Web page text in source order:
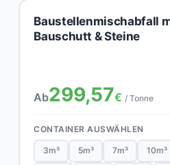
Baustellenmischabfall
Bauschutt & Steine
Ab299,57€ / Tonne
CONTAINER AUSWÄHLEN
3m³ 5m³ 7m³ 10m³